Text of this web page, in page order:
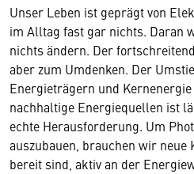
Unser Leben ist geprägt von
im Alltag fast gar nichts. Daran
nichts ändern. Der
aber zum Umdenken. Der
Energieträgern und
nachhaltige Energiequellen ist
echte Herausforderung. Um
auszubauen, brauchen wir neue
bereit sind, aktiv an der